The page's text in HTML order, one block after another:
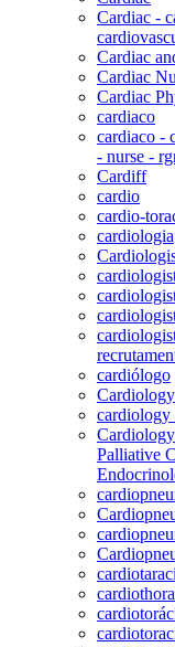
Cardiac -
Cardiac
Cardiac
Cardiac
cardiaco
cardiaco -
- nurse -
Cardiff
cardio
cardio-
cardiologia
cardiólogo
Cardiology
cardiology
Palliative